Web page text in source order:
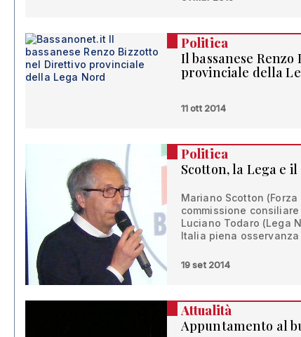
Politica
Il bassanese
provinciale della
11 ott 2014
Politica
Scotton, la Lega e
Mariano Scotton
commissione
Luciano Todaro (Lega
Italia piena
19 set 2014
Attualità
Appuntamento al